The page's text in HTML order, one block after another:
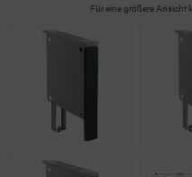
Für eine größere Ansicht